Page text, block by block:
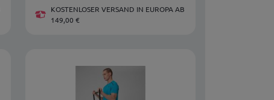
KOSTENLOSER VERSAND IN EUROPA AB
149,00 €